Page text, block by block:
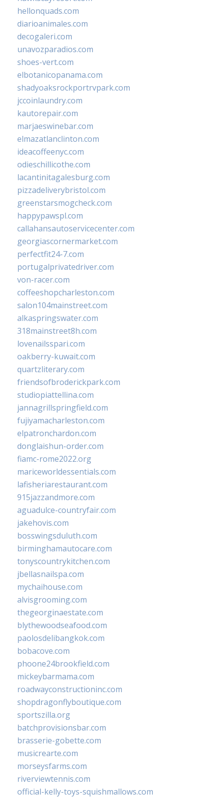
hellonquads.com
diarioanimales.com
decogaleri.com
unavozparadios.com
shoes-vert.com
elbotanicopanama.com
shadyoaksrockportrvpark.com
jccoinlaundry.com
kautorepair.com
marjaeswinebar.com
elmazatlanclinton.com
ideacoffeenyc.com
odieschillicothe.com
lacantinitagalesburg.com
pizzadeliverybristol.com
greenstarsmogcheck.com
happypawspl.com
callahansautoservicecenter.com
georgiascornermarket.com
perfectfit24-7.com
portugalprivatedriver.com
von-racer.com
coffeeshopcharleston.com
salon104mainstreet.com
alkaspringswater.com
318mainstreet8h.com
lovenailsspari.com
oakberry-kuwait.com
quartzliterary.com
friendsofbroderickpark.com
studiopiattellina.com
jannagrillspringfield.com
fujiyamacharleston.com
elpatronchardon.com
donglaishun-order.com
fiamc-rome2022.org
mariceworldessentials.com
lafisheriarestaurant.com
915jazzandmore.com
aguadulce-countryfair.com
jakehovis.com
bosswingsduluth.com
birminghamautocare.com
tonyscountrykitchen.com
jbellasnailspa.com
mychaihouse.com
alvisgrooming.com
thegeorginaestate.com
blythewoodseafood.com
paolosdelibangkok.com
bobacove.com
phoone24brookfield.com
mickeybarmama.com
roadwayconstructioninc.com
shopdragonflyboutique.com
sportszilla.org
batchprovisionsbar.com
brasserie-gobette.com
musicrearte.com
morseysfarms.com
riverviewtennis.com
official-kelly-toys-squishmallows.com